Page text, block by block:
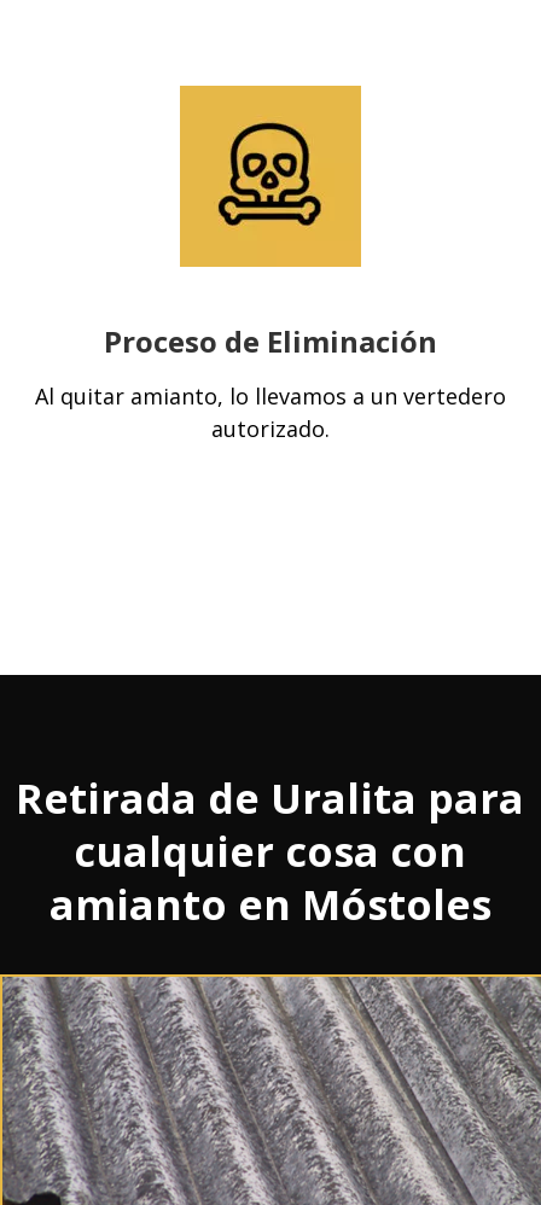
Proceso de Eliminación
Al quitar amianto, lo llevamos a un vertedero
autorizado.
Retirada de Uralita para
cualquier cosa con
amianto en Móstoles